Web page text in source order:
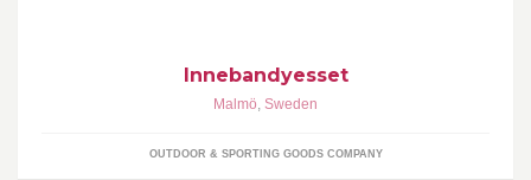
Innebandyesset
Malmö, Sweden
OUTDOOR & SPORTING GOODS COMPANY